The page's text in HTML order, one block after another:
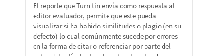
El reporte que Turnitin envía como respuesta al
editor evaluador, permite que este pueda
visualizar si ha habido similitudes o plagio (en su
defecto) lo cual comúnmente sucede por errores
en la forma de citar o referenciar por parte del